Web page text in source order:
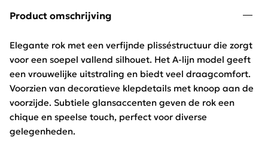
Product omschrijving
Elegante rok met een verfijnde plisséstructuur die zorgt
voor een soepel vallend silhouet. Het A-lijn model geeft
een vrouwelijke uitstraling en biedt veel draagcomfort.
Voorzien van decoratieve klepdetails met knoop aan de
voorzijde. Subtiele glansaccenten geven de rok een
chique en speelse touch, perfect voor diverse
gelegenheden.